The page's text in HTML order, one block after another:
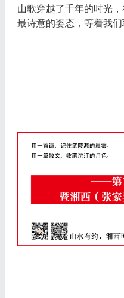
山歌穿越了千年的时光
最诗意的姿态，等着我们